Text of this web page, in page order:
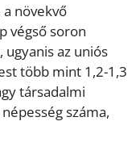
növekvő
végső soron
az uniós
több mint 1,2-1,3
társadalmi
száma,